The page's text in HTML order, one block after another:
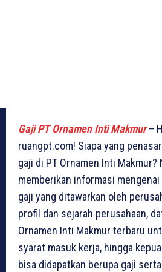
Gaji PT Ornamen Inti Makmur–
ruangpt.com! Siapa yang
gaji di PT Ornamen Inti Makmur?
memberikan informasi
gaji yang ditawarkan oleh
profil dan sejarah perusahaan,
Ornamen Inti Makmur terbaru
syarat masuk kerja, hingga
bisa didapatkan berupa gaji